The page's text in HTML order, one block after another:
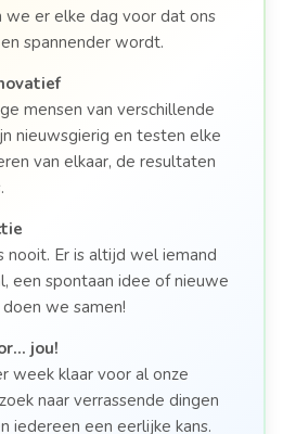
we er elke dag voor dat ons
spannender wordt.
mensen van verschillende
nieuwsgierig en testen elke
van elkaar, de resultaten
nooit. Er is altijd wel iemand
een spontaan idee of nieuwe
we samen!
jou!
week klaar voor al onze
naar verrassende dingen
iedereen een eerlijke kans.